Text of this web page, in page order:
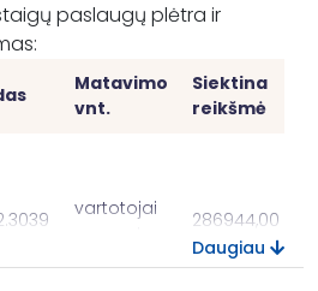
paslaugų plėtra ir
Matavimo
vnt.
Siektina
reikšmė
vartotojai
286944,00
Daugiau